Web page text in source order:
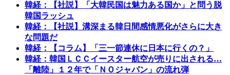
韓経：【社説】「大韓民国は魅力ある国か」と問う脱
韓国ラッシュ
韓経：【社説】溝深まる韓日間感情悪化がさらに大き
な問題だ
韓経：【コラム】「三一節連休に日本に行くの？」
韓経：韓国ＬＣＣイースター航空が売りに出される…
「離陸」１２年で「ＮＯジャパン」の流れ弾